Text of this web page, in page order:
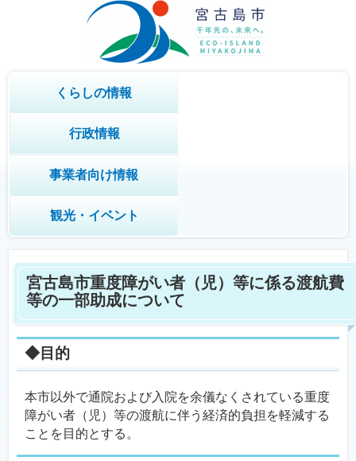
くらしの情報
行政情報
事業者向け情報
観光・イベント
宮古島市重度障がい者（児）等に係る渡航費
等の一部助成について
◆目的
本市以外で通院および入院を余儀なくされている重度
障がい者（児）等の渡航に伴う経済的負担を軽減する
ことを目的とする。